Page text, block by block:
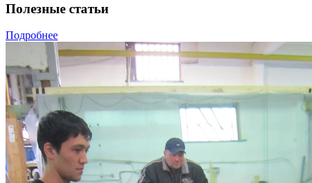
Полезные статьи
Подробнее